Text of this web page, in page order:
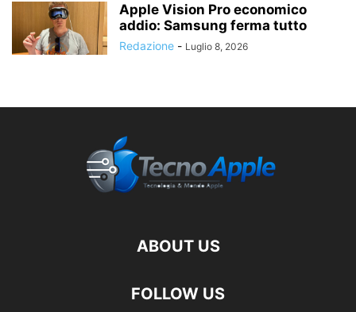
Apple Vision Pro economico
addio: Samsung ferma tutto
Redazione - Luglio 8, 2026
ABOUT US
FOLLOW US